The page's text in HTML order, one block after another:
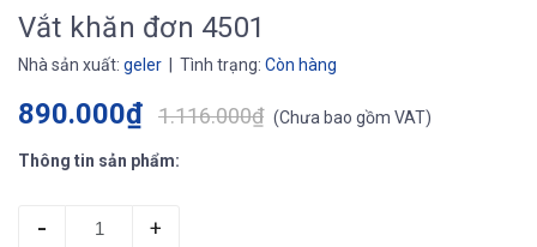
Vắt khăn đơn 4501
Nhà sản xuất: geler | Tình trạng: Còn hàng
890.000₫ 1.116.000₫ (Chưa bao gồm VAT)
Thông tin sản phẩm:
- +